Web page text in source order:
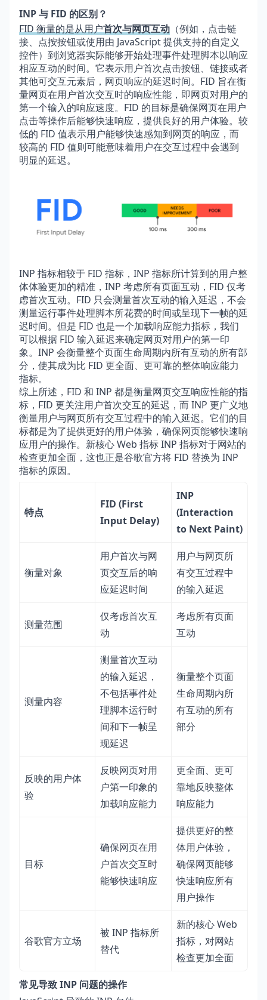
INP 与 FID 的区别？
FID 衡量的是从用户首次与网页互动 （例如，点击链
接、点按按钮或使用由 JavaScript 提供支持的自定义
控件）到浏览器实际能够开始处理事件处理脚本以响应
相应互动的时间。它表示用户首次点击按钮、链接或者
其他可交互元素后，网页响应的延迟时间。FID 旨在衡
量网页在用户首次交互时的响应性能，即网页对用户的
第一个输入的响应速度。FID 的目标是确保网页在用户
点击等操作后能够快速响应，提供良好的用户体验。较
低的 FID 值表示用户能够快速感知到网页的响应，而
较高的 FID 值则可能意味着用户在交互过程中会遇到
明显的延迟。
INP 指标相较于 FID 指标，INP 指标所计算到的用户整
体体验更加的精准，INP 考虑所有页面互动，FID 仅考
虑首次互动。FID 只会测量首次互动的输入延迟，不会
测量运行事件处理脚本所花费的时间或呈现下一帧的延
迟时间。但是 FID 也是一个加载响应能力指标，我们
可以根据 FID 输入延迟来确定网页对用户的第一印
象。INP 会衡量整个页面生命周期内所有互动的所有部
分，使其成为比 FID 更全面、更可靠的整体响应能力
指标。
综上所述，FID 和 INP 都是衡量网页交互响应性能的指
标，FID 更关注用户首次交互的延迟，而 INP 更广义地
衡量用户与网页所有交互过程中的输入延迟。它们的目
标都是为了提供更好的用户体验，确保网页能够快速响
应用户的操作。新核心 Web 指标 INP 指标对于网站的
检查更加全面，这也正是谷歌官方将 FID 替换为 INP
指标的原因。
特点
FID (First
Input Delay)
INP
(Interaction
to Next Paint)
衡量对象
用户首次与网
页交互后的响
应延迟时间
用户与网页所
有交互过程中
的输入延迟
测量范围
仅考虑首次互
动
考虑所有页面
互动
测量内容
测量首次互动
的输入延迟，
不包括事件处
理脚本运行时
间和下一帧呈
现延迟
衡量整个页面
生命周期内所
有互动的所有
部分
反映的用户体
验
反映网页对用
户第一印象的
加载响应能力
更全面、更可
靠地反映整体
响应能力
目标
确保网页在用
户首次交互时
能够快速响应
提供更好的整
体用户体验，
确保网页能够
快速响应所有
用户操作
谷歌官方立场
被 INP 指标所
替代
新的核心 Web
指标，对网站
检查更加全面
常见导致 INP 问题的操作